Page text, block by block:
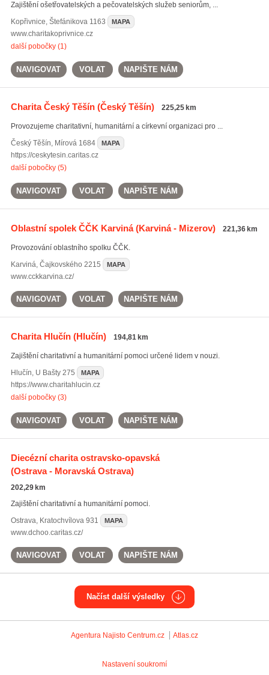
Zajištění ošetřovatelských a pečovatelských služeb seniorům, ...
Kopřivnice, Štefánikova 1163 MAPA
www.charitakoprivnice.cz
další pobočky (1)
NAVIGOVAT VOLAT NAPIŠTE NÁM
Charita Český Těšín(Český Těšín) 225,25 km
Provozujeme charitativní, humanitární a církevní organizaci pro ...
Český Těšín, Mírová 1684 MAPA
https://ceskytesin.caritas.cz
další pobočky (5)
NAVIGOVAT VOLAT NAPIŠTE NÁM
Oblastní spolek ČČK Karviná(Karviná - Mizerov) 221,36 km
Provozování oblastního spolku ČČK.
Karviná, Čajkovského 2215 MAPA
www.cckkarvina.cz/
NAVIGOVAT VOLAT NAPIŠTE NÁM
Charita Hlučín(Hlučín) 194,81 km
Zajištění charitativní a humanitární pomoci určené lidem v nouzi.
Hlučín, U Bašty 275 MAPA
https://www.charitahlucin.cz
další pobočky (3)
NAVIGOVAT VOLAT NAPIŠTE NÁM
Diecézní charita ostravsko-opavská
(Ostrava - Moravská Ostrava)
202,29 km
Zajištění charitativní a humanitární pomoci.
Ostrava, Kratochvílova 931 MAPA
www.dchoo.caritas.cz/
NAVIGOVAT VOLAT NAPIŠTE NÁM
Načíst další výsledky
Agentura Najisto Centrum.cz Atlas.cz
Nastavení soukromí